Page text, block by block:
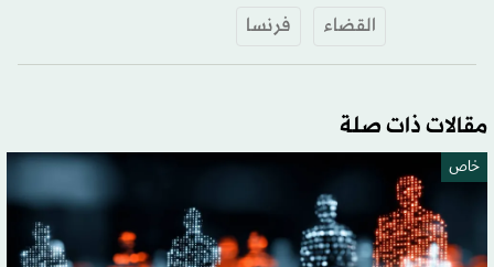
القضاء
فرنسا
مقالات ذات صلة
خاص